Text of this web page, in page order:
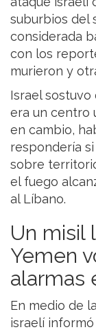
suburbios del
considerada
con los
murieron y
Israel
era un centro
en cambio,
respondería
sobre
el fuego
al Líbano.
Un misil
Yemen
alarmas
En medio de
israelí